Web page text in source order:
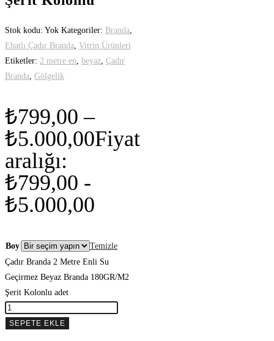
Stok kodu: Yok Kategoriler: Branda
Ebatlı Çadır Branda Vitrin Ürünleri
Etiketler: 2 metre en beyaz Çadır
Branda Gölgelik
₺799,00 –
₺5.000,00Fiyat
aralığı:
₺799,00 -
₺5.000,00
Boy
Temizle
Çadır Branda 2 Metre Enli Su
Geçirmez Beyaz Branda 180GR/M2
Şerit Kolonlu adet
SEPETE EKLE